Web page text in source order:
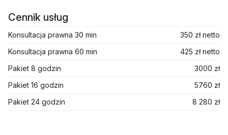
Cennik usług
Konsultacja prawna 30 min
350 zł netto
Konsultacja prawna 60 min
425 zł netto
Pakiet 8 godzin
3000 zł
Pakiet 16 godzin
5760 zł
Pakiet 24 godzin
8 280 zł